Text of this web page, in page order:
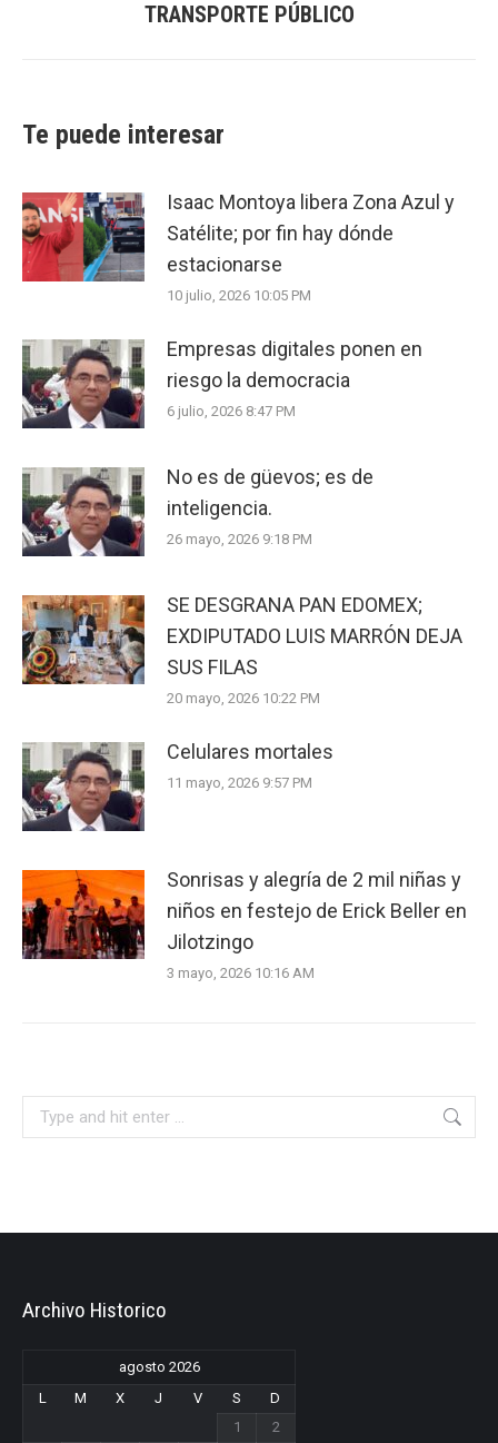
post:
TRANSPORTE PÚBLICO
Te puede interesar
Isaac Montoya libera Zona Azul y
Satélite; por fin hay dónde
estacionarse
10 julio, 2026 10:05 PM
Empresas digitales ponen en
riesgo la democracia
6 julio, 2026 8:47 PM
No es de güevos; es de
inteligencia.
26 mayo, 2026 9:18 PM
SE DESGRANA PAN EDOMEX;
EXDIPUTADO LUIS MARRÓN DEJA
SUS FILAS
20 mayo, 2026 10:22 PM
Celulares mortales
11 mayo, 2026 9:57 PM
Sonrisas y alegría de 2 mil niñas y
niños en festejo de Erick Beller en
Jilotzingo
3 mayo, 2026 10:16 AM
Archivo Historico
agosto 2026
L
M X J V S
D
1
2